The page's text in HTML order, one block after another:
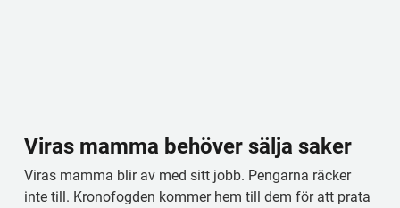
Viras mamma behöver sälja saker
Viras mamma blir av med sitt jobb. Pengarna räcker
inte till. Kronofogden kommer hem till dem för att prata